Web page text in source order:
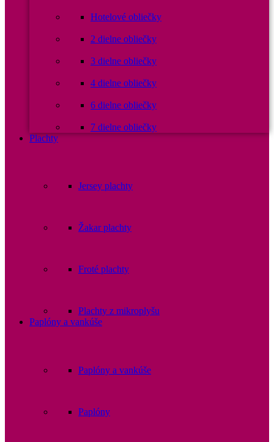
Hotelové obliečky
2 dielne obliečky
3 dielne obliečky
4 dielne obliečky
6 dielne obliečky
7 dielne obliečky
Plachty
Jersey plachty
Žakar plachty
Froté plachty
Plachty z mikroplyšu
Paplóny a vankúše
Paplóny a vankúše
Paplóny